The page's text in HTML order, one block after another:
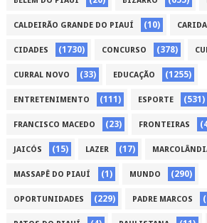
CALDEIRÃO GRANDE DO PIAUÍ (10)
CIDADES (1730) CONCURSO (378)
CURRAL NOVO (33) EDUCAÇÃO (1255)
ENTRETENIMENTO (111) ESPORTE (531)
FRANCISCO MACEDO (23) FRONTEIRAS
JAICÓS (15) LAZER (17)
MASSAPÊ DO PIAUÍ (1) MUNDO (290)
OPORTUNIDADES (229) PADRE MARCOS